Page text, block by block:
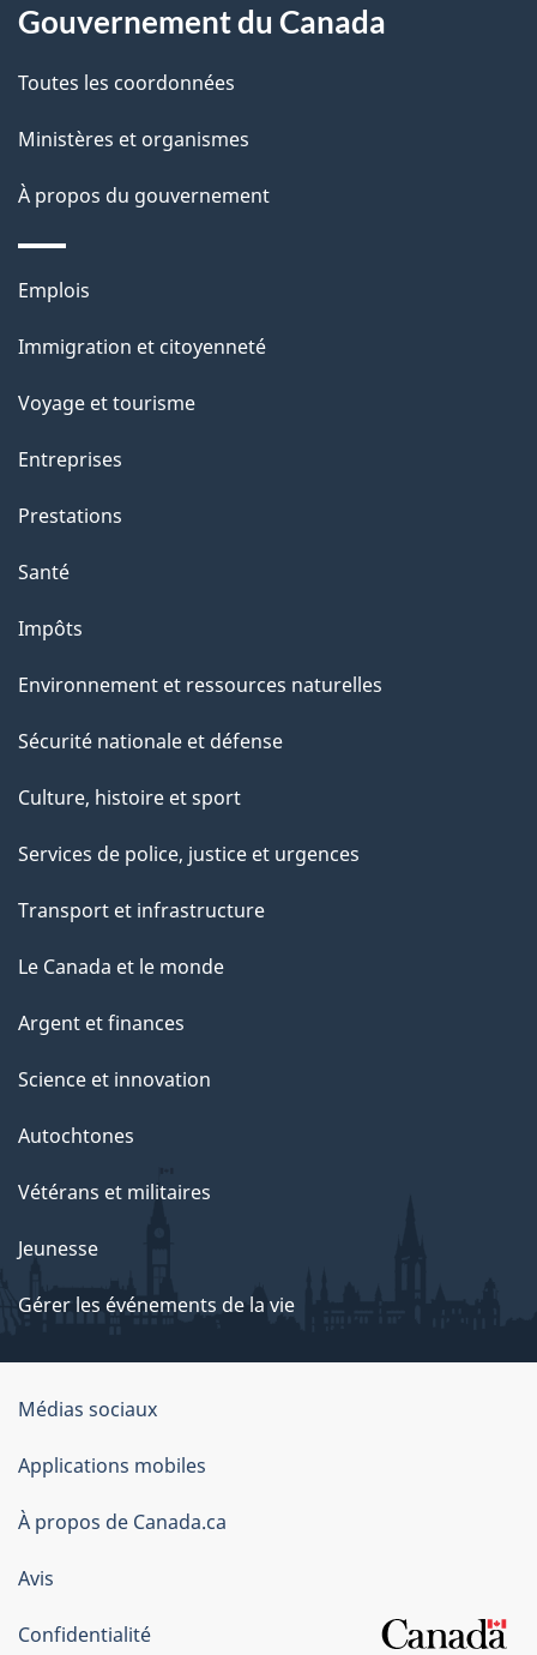
i
l
s
d
e
l
a
p
a
g
e
propos
de
ce
site
Gouvernement du Canada
Toutes les coordonnées
Ministères et organismes
À propos du gouvernement
Thèmes
sujets
Emplois
Immigration et citoyenneté
Voyage et tourisme
Entreprises
Prestations
Santé
Impôts
Environnement et ressources naturelles
Sécurité nationale et défense
Culture, histoire et sport
Services de police, justice et urgences
Transport et infrastructure
Le Canada et le monde
Argent et finances
Science et innovation
Autochtones
Vétérans et militaires
Jeunesse
Gérer les événements de la vie
Organisation
du
gouvernement
du
Canada
Médias sociaux
Applications mobiles
À propos de Canada.ca
Avis
Confidentialité